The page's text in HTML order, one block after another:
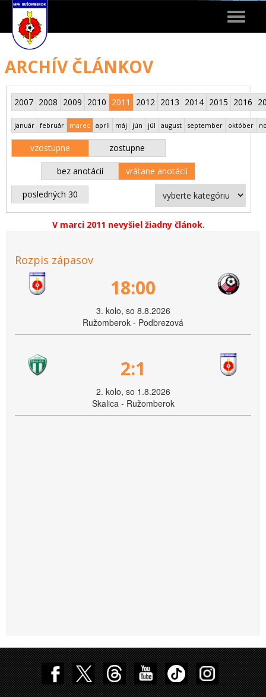
Toggle
ARCHÍV ČLÁNKOV
2007 2008 2009 2010 2011 2012 2013 2014 2015 2016
január február marec apríl máj jún júl august september október
vzostupne zostupne
bez anotácií vrátane anotácií
posledných 30
V marci 2011 nevyšiel žiadny článok.
Rozpis zápasov
18:00
3. kolo, so 8.8.2026
Ružomberok - Podbrezová
2:1
2. kolo, so 1.8.2026
Skalica - Ružomberok